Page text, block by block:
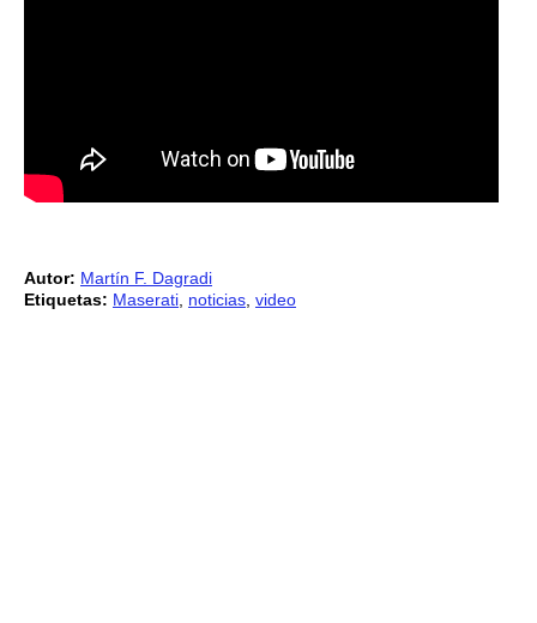
Autor: Martín F. Dagradi
Etiquetas: Maserati noticias video